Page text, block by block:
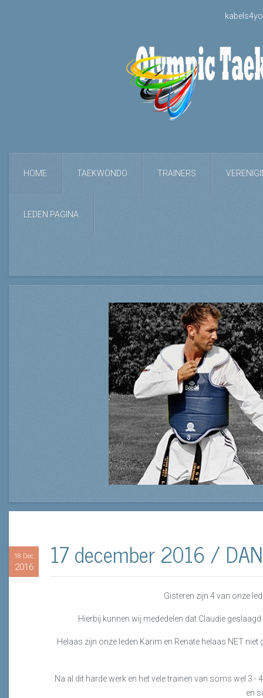
HOME TAEKWONDO TRAINERS
LEDEN PAGINA
18 Dec
2016 17 december 2016 /
Gisteren zijn 4 van onze
Hierbij kunnen wij mededelen dat Claudie
Helaas zijn onze leden Karim en Renate helaas NET
Na al dit harde werk en het vele trainen van soms wel 3
en